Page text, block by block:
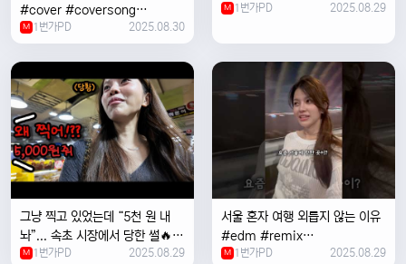
#cover #coversong
#singer #서울 #노을 #한국 #
한강
M 1번가PD 2025.08.30
M 1번가PD 2025.08.29
그냥 찍고 있었는데 “5천 원 내
놔”... 속초 시장에서 당한 썰🔥
M 1번가PD 2025.08.29
서울 혼자 여행 외릅지 않는 이유
#edm #remix
#electronicmusic #singer
M 1번가PD 2025.08.29